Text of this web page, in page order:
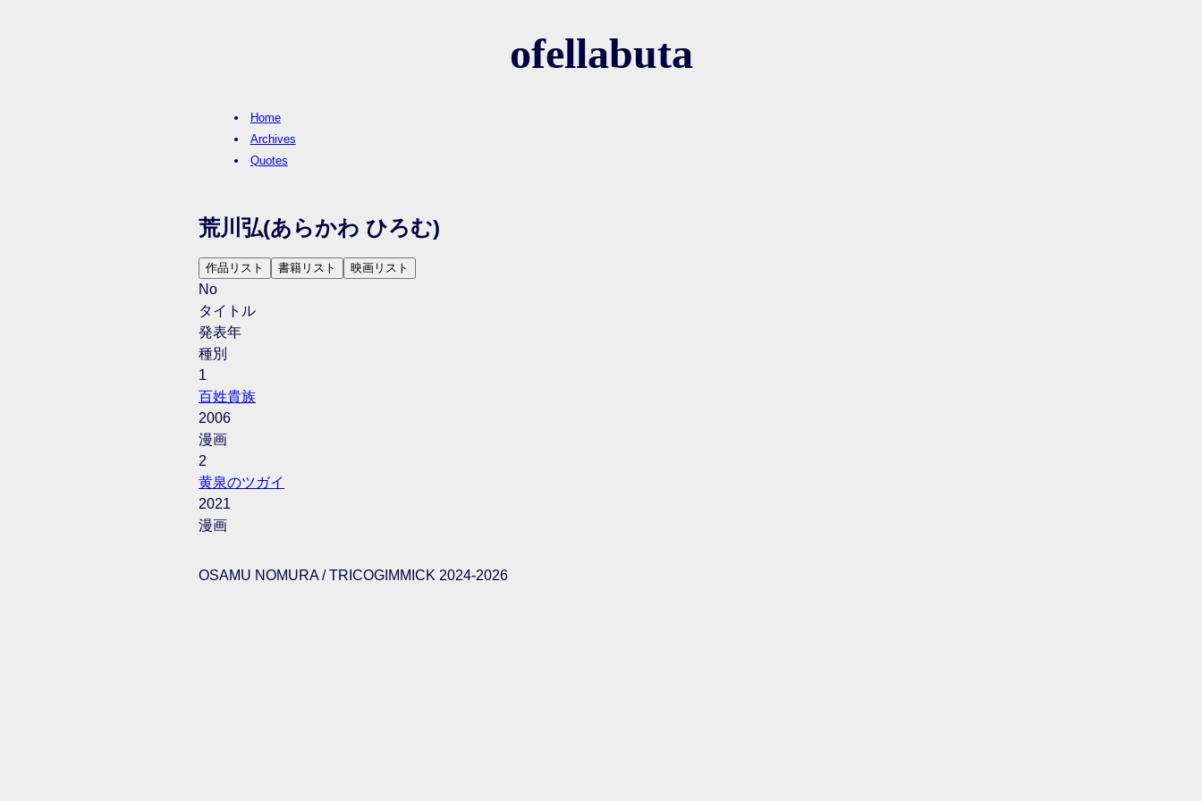
ofellabuta
Home
Archives
Quotes
荒川弘(あらかわ ひろむ)
作品リスト 書籍リスト 映画リスト
No
タイトル
発表年
種別
1
百姓貴族
2006
漫画
2
黄泉のツガイ
2021
漫画
OSAMU NOMURA / TRICOGIMMICK 2024-2026